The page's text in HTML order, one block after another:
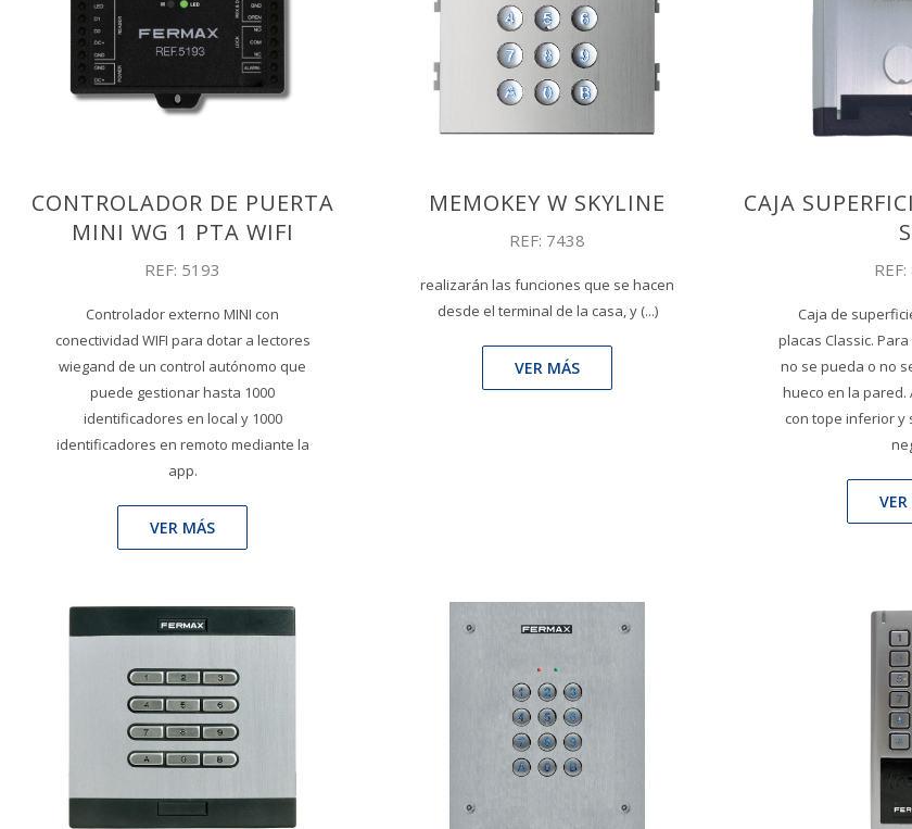
CONTROLADOR DE PUERTA
MINI WG 1 PTA WIFI
REF: 5193
Controlador externo MINI con
conectividad WIFI para dotar a lectores
wiegand de un control autónomo que
puede gestionar hasta 1000
identificadores en local y 1000
identificadores en remoto mediante la
app.
VER MÁS
MEMOKEY W SKYLINE
REF: 7438
realizarán las funciones que se hacen
desde el terminal de la casa, y (...)
VER MÁS
CAJA
Caja de
placas Classic.
no se pueda o no
hueco en la pared.
con tope inferior y